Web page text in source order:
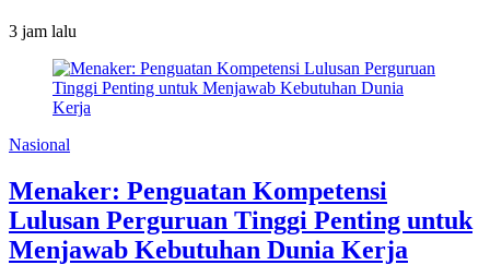
3 jam lalu
Nasional
Menaker: Penguatan Kompetensi
Lulusan Perguruan Tinggi Penting untuk
Menjawab Kebutuhan Dunia Kerja